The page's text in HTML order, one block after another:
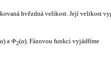
hvězdná velikost. Její velikost
α) a Φ2(α). Fázovou funkci vyjádříme